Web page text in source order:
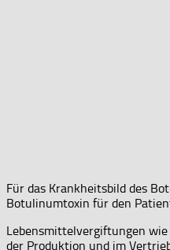
Für das Krankheitsbild des
Botulinumtoxin für den
Lebensmittelvergiftungen
der Produktion und im